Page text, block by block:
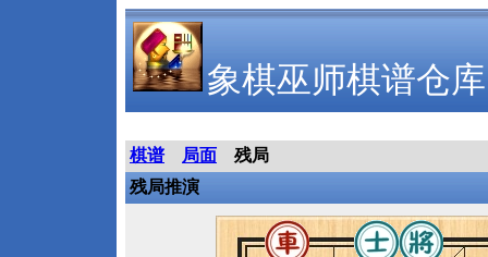
象棋巫师棋谱仓库
棋谱 局面
残局
残局推演